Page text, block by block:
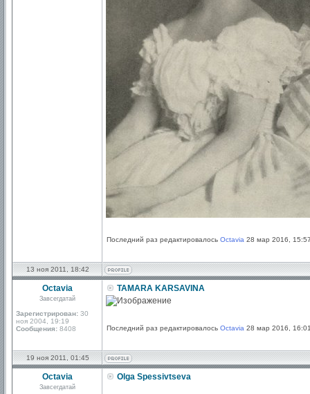
Последний раз редактировалось Octavia 28 мар 2016,
13 ноя 2011, 18:42
Octavia
Завсегдатай
Зарегистрирован: 30
ноя 2004, 19:19
Сообщения: 8408
TAMARA KARSAVINA
Последний раз редактировалось Octavia 28 мар 2016,
19 ноя 2011, 01:45
Octavia
Завсегдатай
Olga Spessivtseva